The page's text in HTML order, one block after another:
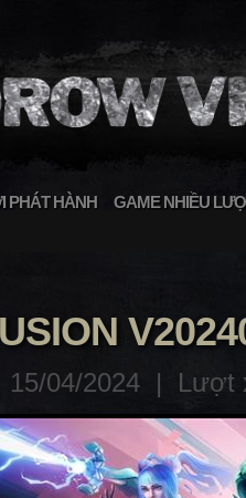
PHÁT HÀNH GAME NHIỀU
15/04/2024 | Lượt